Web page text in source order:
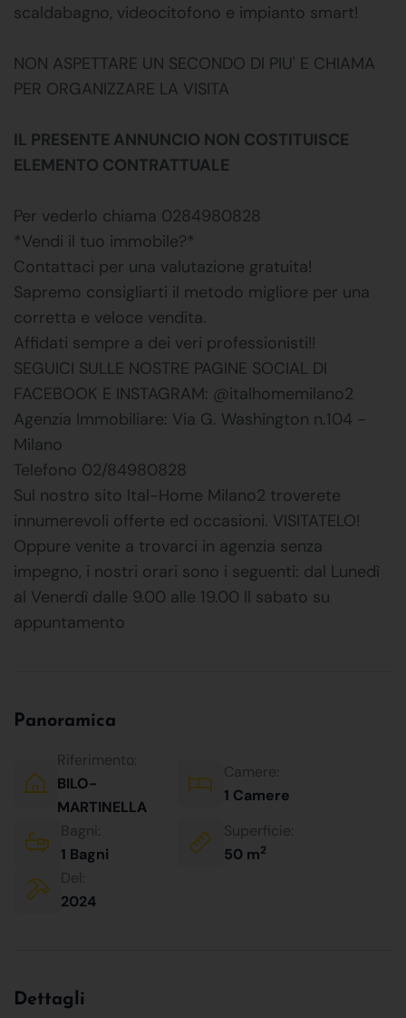
scaldabagno, videocitofono e impianto smart!
NON ASPETTARE UN SECONDO DI PIU' E CHIAMA
PER ORGANIZZARE LA VISITA
IL PRESENTE ANNUNCIO NON COSTITUISCE
ELEMENTO CONTRATTUALE
Per vederlo chiama 0284980828
*Vendi il tuo immobile?*
Contattaci per una valutazione gratuita!
Sapremo consigliarti il metodo migliore per una
corretta e veloce vendita.
Affidati sempre a dei veri professionisti!!
SEGUICI SULLE NOSTRE PAGINE SOCIAL DI
FACEBOOK E INSTAGRAM: @italhomemilano2
Agenzia Immobiliare: Via G. Washington n.104 -
Milano
Telefono 02/84980828
Sul nostro sito Ital-Home Milano2 troverete
innumerevoli offerte ed occasioni. VISITATELO!
Oppure venite a trovarci in agenzia senza
impegno, i nostri orari sono i seguenti: dal Lunedì
al Venerdì dalle 9.00 alle 19.00 Il sabato su
appuntamento
Panoramica
Riferimento:
BILO-
MARTINELLA
Camere:
1 Camere
Bagni:
1 Bagni
Superficie:
50 m2
Del:
2024
Dettagli